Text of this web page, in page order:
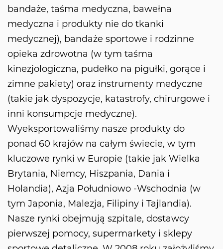
bandaże, taśma medyczna, bawełna
medyczna i produkty nie do tkanki
medycznej), bandaże sportowe i rodzinne
opieka zdrowotna (w tym taśma
kinezjologiczna, pudełko na pigułki, gorące i
zimne pakiety) oraz instrumenty medyczne
(takie jak dyspozycje, katastrofy, chirurgowe i
inni konsumpcje medyczne).
Wyeksportowaliśmy nasze produkty do
ponad 60 krajów na całym świecie, w tym
kluczowe rynki w Europie (takie jak Wielka
Brytania, Niemcy, Hiszpania, Dania i
Holandia), Azja Południowo -Wschodnia (w
tym Japonia, Malezja, Filipiny i Tajlandia).
Nasze rynki obejmują szpitale, dostawcy
pierwszej pomocy, supermarkety i sklepy